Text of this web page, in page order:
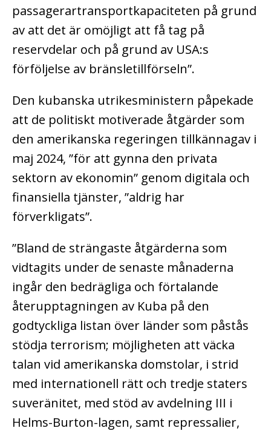
passagerartransportkapaciteten på grund
av att det är omöjligt att få tag på
reservdelar och på grund av USA:s
förföljelse av bränsletillförseln”.
Den kubanska utrikesministern påpekade
att de politiskt motiverade åtgärder som
den amerikanska regeringen tillkännagav i
maj 2024, ”för att gynna den privata
sektorn av ekonomin” genom digitala och
finansiella tjänster, ”aldrig har
förverkligats”.
”Bland de strängaste åtgärderna som
vidtagits under de senaste månaderna
ingår den bedrägliga och förtalande
återupptagningen av Kuba på den
godtyckliga listan över länder som påstås
stödja terrorism; möjligheten att väcka
talan vid amerikanska domstolar, i strid
med internationell rätt och tredje staters
suveränitet, med stöd av avdelning III i
Helms-Burton-lagen, samt repressalier,